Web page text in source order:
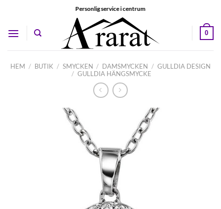
content
Personlig service i centrum
0
HEM / BUTIK / SMYCKEN / DAMSMYCKEN / GULLDIA DESIGN
/ GULLDIA HÄNGSMYCKE